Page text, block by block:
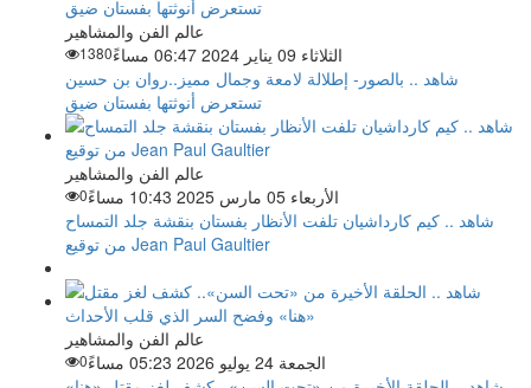
عالم الفن والمشاهير
الثلاثاء 09 يناير 2024 06:47 مساءً
1380
شاهد .. بالصور- إطلالة لامعة وجمال مميز..روان بن حسين
تستعرض أنوثتها بفستان ضيق
عالم الفن والمشاهير
الأربعاء 05 مارس 2025 10:43 مساءً
0
شاهد .. كيم كارداشيان تلفت الأنظار بفستان بنقشة جلد التمساح
من توقيع Jean Paul Gaultier
عالم الفن والمشاهير
الجمعة 24 يوليو 2026 05:23 مساءً
0